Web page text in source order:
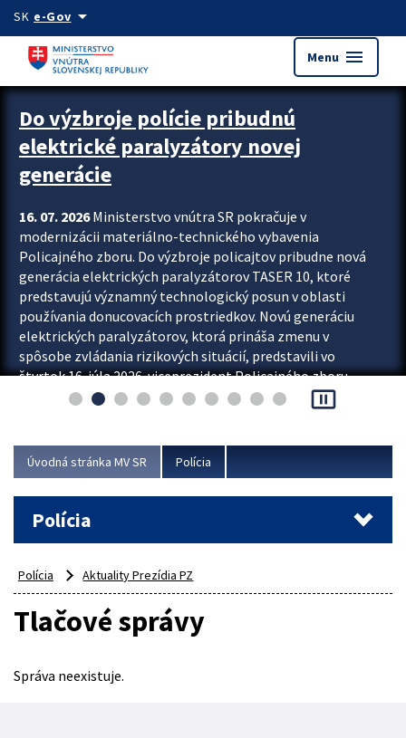
Preskocit na hlavný obsah
SK e-Govarrow_drop_down
Menu menu
Zastavit automatický posun upútavok
Do výzbroje polície pribudnú
elektrické paralyzátory novej
generácie
16. 07. 2026Ministerstvo vnútra SR pokračuje v
modernizácii materiálno-technického vybavenia
Policajného zboru. Do výzbroje policajtov pribudne nová
generácia elektrických paralyzátorov TASER 10, ktoré
predstavujú významný technologický posun v oblasti
používania donucovacích prostriedkov. Novú generáciu
elektrických paralyzátorov, ktorá prináša zmenu v
spôsobe zvládania rizikových situácií, predstavili vo
štvrtok 16. júla 2026 viceprezident Policajného zboru
Rastislav Polakovič a riaditeľ odboru výcviku...
pause_presentation
Úvodná stránka MV SR Polícia
Polícia
Polícia Aktuality Prezídia PZ
Tlačové správy
Správa neexistuje.